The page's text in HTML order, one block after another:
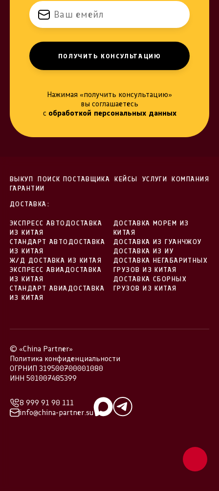
Нажимая «получить консультацию»
вы соглашаетесь
с обработкой персональных данных
ДОСТАВКА:
ЭКСПРЕСС АВТОДОСТАВКА
ИЗ КИТАЯ
СТАНДАРТ АВТОДОСТАВКА
ИЗ КИТАЯ
Ж/Д ДОСТАВКА ИЗ КИТАЯ
ЭКСПРЕСС АВИАДОСТАВКА
ИЗ КИТАЯ
СТАНДАРТ АВИАДОСТАВКА
ИЗ КИТАЯ
ДОСТАВКА МОРЕМ ИЗ
КИТАЯ
ДОСТАВКА ИЗ ГУАНЧЖОУ
ДОСТАВКА ИЗ ИУ
ДОСТАВКА НЕГАБАРИТНЫХ
ГРУЗОВ ИЗ КИТАЯ
ДОСТАВКА СБОРНЫХ
ГРУЗОВ ИЗ КИТАЯ
ВЫКУП ПОИСК ПОСТАВЩИКА КЕЙСЫ УСЛУГИ
КОМПАНИЯ
ГАРАНТИИ
© «China Partner»
Политика конфиденциальности
ОГРНИП 319500700001080
ИНН 501007485399
8 999 91 90 111
info@china-partner.su